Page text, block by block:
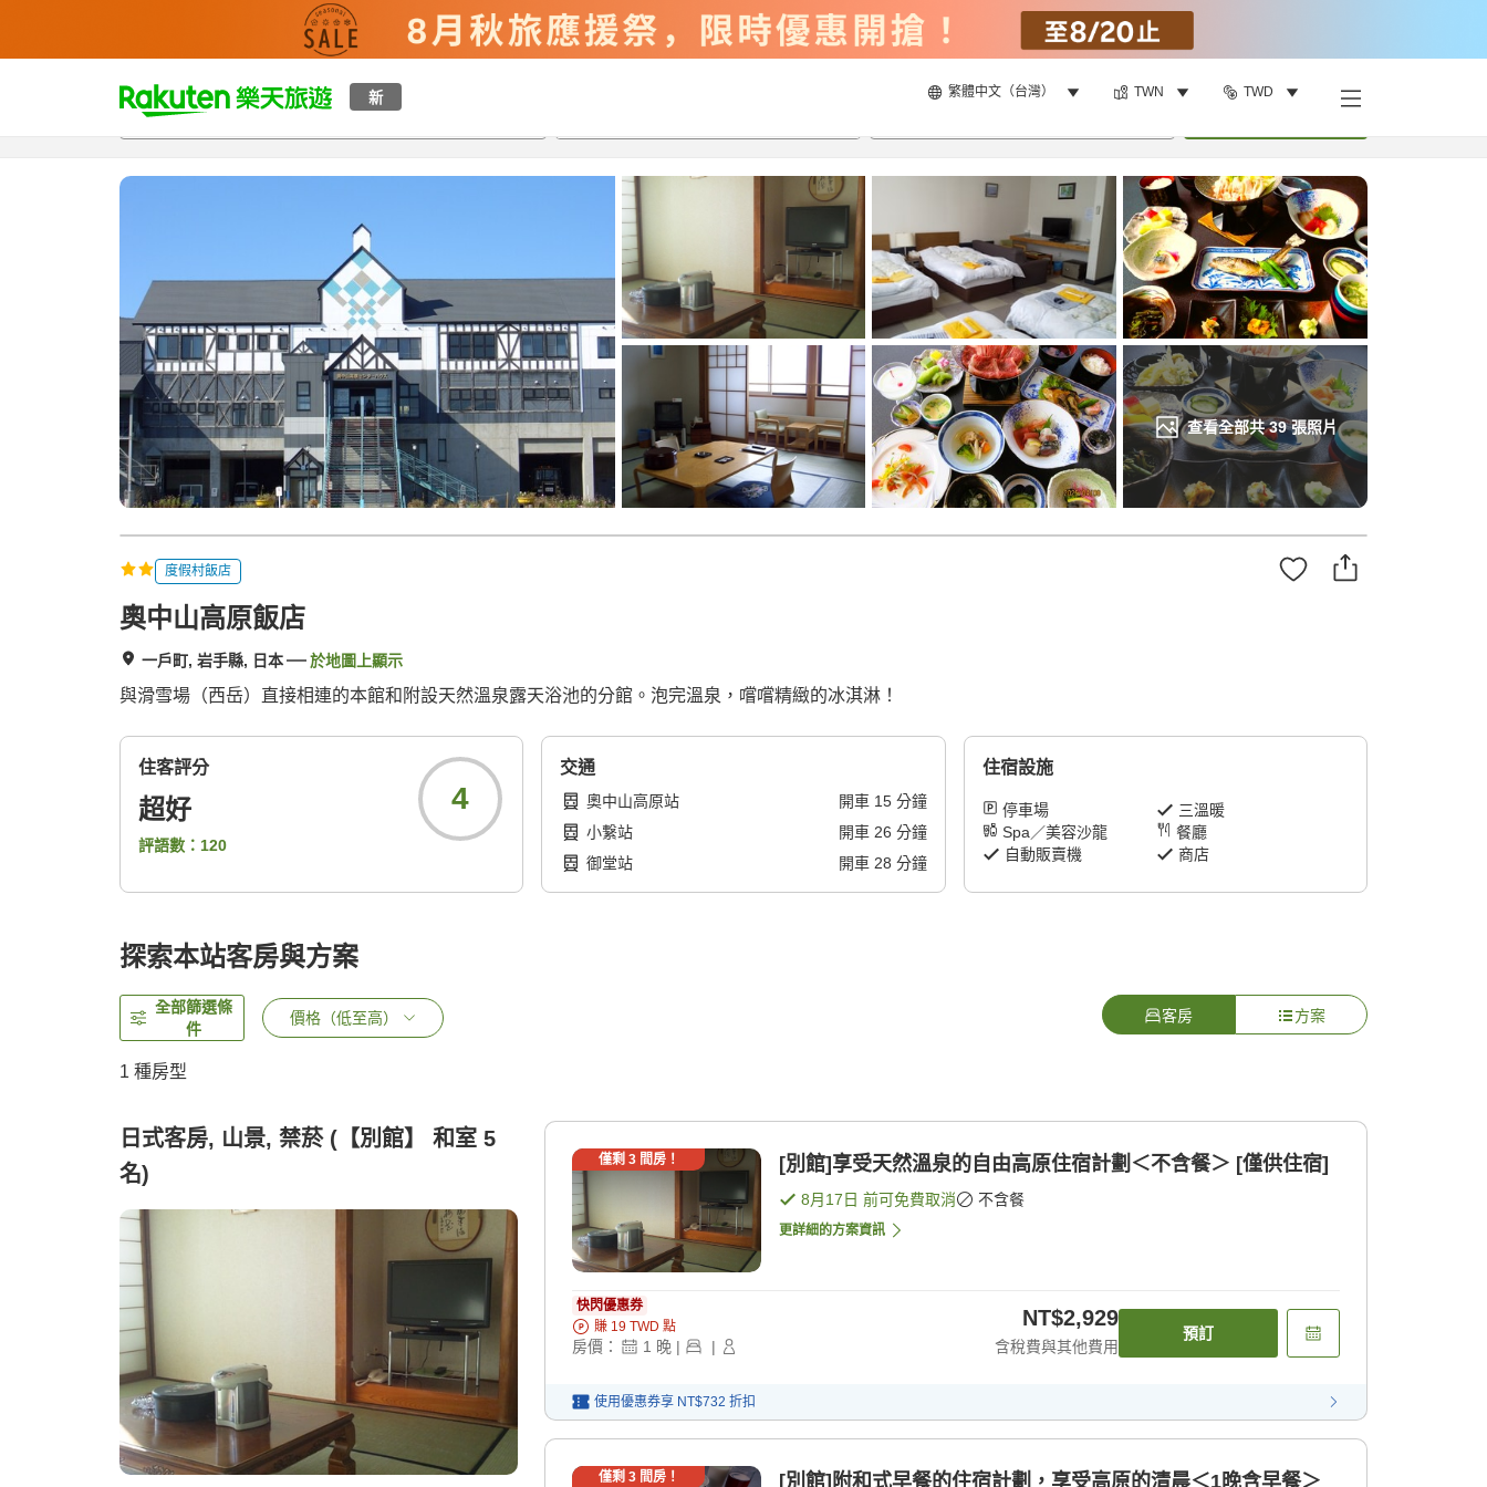
新 繁體中文（台灣） TWN TWD
t
p
a
a
r
查看全部共39張照片
總覽客房與方案評語設施
度假村飯店
奧中山高原飯店
一戶町, 岩手縣, 日本 於地圖上顯示
與滑雪場（西岳）直接相連的本館和附設天然溫泉露天浴池的分館。泡完溫泉，嚐嚐精緻的冰淇淋！
住客評分
超好
評語數： 120
4
交通
奧中山高原站 開車 15分鐘
小繋站
開車 26 分鐘
御堂站
開車 28 分鐘
住宿設施
停車場
三溫暖
Spa／美容沙龍
餐廳
自動販賣機
商店
探索本站客房與方案
全部篩選條
件
價格（低至高） 客房 方案
1 種房型
日式客房, 山景, 禁菸 (【別館】 和室 5
名)
僅剩 3間房！ [別館]享受天然溫泉的自由高原住宿計劃＜不含餐＞ [僅供住宿]
8月17日 前可免費取消 不含餐
更詳細的方案資訊
快閃優惠券
賺 19 TWD 點
房價： 1 晚 | |
NT$2,929
含稅費與其他費用
預訂
使用優惠券享 NT$732 折扣
僅剩 3間房！ [別館]附和式早餐的住宿計劃，享受高原的清晨＜1晚含早餐＞